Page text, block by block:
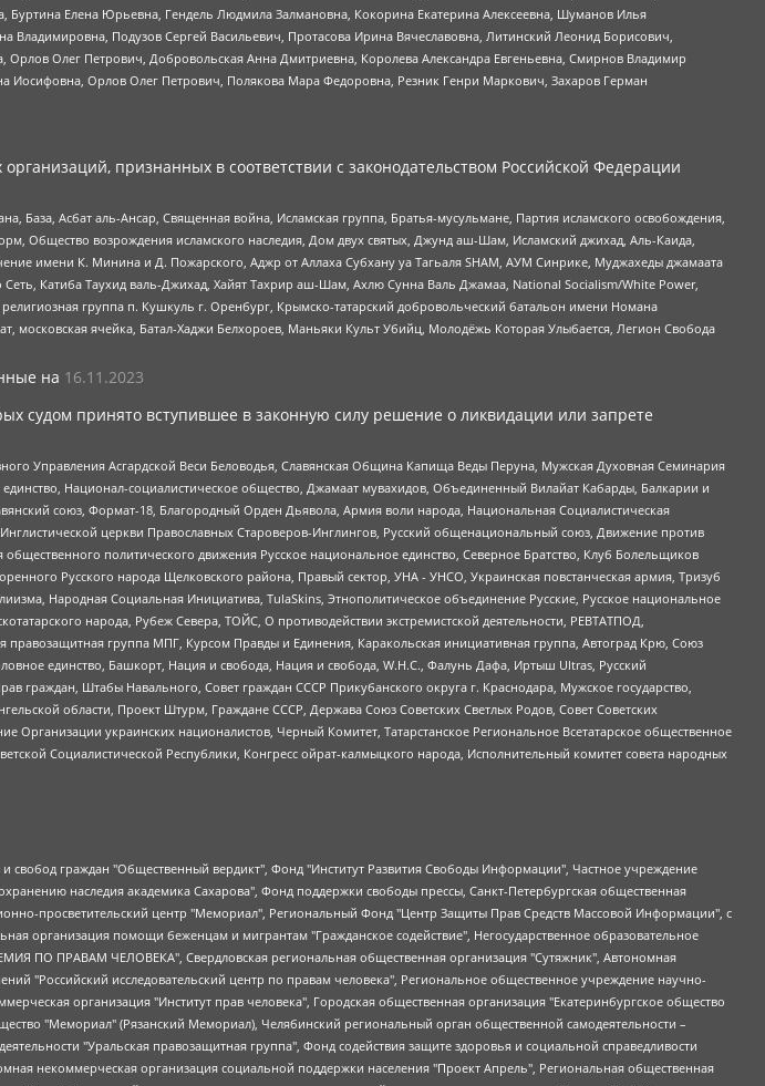
Буртина Елена Юрьевна, Гендель Людмила Залмановна, Кокорина Екатерина Алексеевна, Шуманов Илья
Подузов Сергей Васильевич, Протасова Ирина Вячеславовна, Литинский Леонид Борисович,
Олег Петрович, Добровольская Анна Дмитриевна, Королева Александра Евгеньевна, Смирнов Владимир
Орлов Олег Петрович, Полякова Мара Федоровна, Резник Генри Маркович, Захаров Герман
признанных в соответствии с законодательством Российской Федерации
Асбат аль-Ансар, Священная война, Исламская группа, Братья-мусульмане, Партия исламского освобождения,
Общество возрождения исламского наследия, Дом двух святых, Джунд аш-Шам, Исламский джихад, Аль-Каида,
имени К. Минина и Д. Пожарского, Аджр от Аллаха Субхану уа Тагьаля SHAM, АУМ Синрике, Муджахеды джамаата
Катиба Таухид валь-Джихад, Хайят Тахрир аш-Шам, Ахлю Сунна Валь Джамаа, National Socialism/White Power,
группа п. Кушкуль г. Оренбург, Крымско-татарский добровольческий батальон имени Номана
московская ячейка, Батал-Хаджи Белхороев, Маньяки Культ Убийц, Молодёжь Которая Улыбается, Легион Свобода
на 16.11.2023
судом принято вступившее в законную силу решение о ликвидации или запрете
Управления Асгардской Веси Беловодья, Славянская Община Капища Веды Перуна, Мужская Духовная Семинария
Национал-социалистическое общество, Джамаат мувахидов, Объединенный Вилайат Кабарды, Балкарии и
союз, Формат-18, Благородный Орден Дьявола, Армия воли народа, Национальная Социалистическая
церкви Православных Староверов-Инглингов, Русский общенациональный союз, Движение против
политического движения Русское национальное единство, Северное Братство, Клуб Болельщиков
Русского народа Щелковского района, Правый сектор, УНА - УНСО, Украинская повстанческая армия, Тризуб
Народная Социальная Инициатива, TulaSkins, Этнополитическое объединение Русские, Русское национальное
народа, Рубеж Севера, ТОЙС, О противодействии экстремистской деятельности, РЕВТАТПОД,
группа МПГ, Курсом Правды и Единения, Каракольская инициативная группа, Автоград Крю, Союз
единство, Башкорт, Нация и свобода, Нация и свобода, W.H.С., Фалунь Дафа, Иртыш Ultras, Русский
Штабы Навального, Совет граждан СССР Прикубанского округа г. Краснодара, Мужское государство,
области, Проект Штурм, Граждане СССР, Держава Союз Советских Светлых Родов, Совет Советских
украинских националистов, Черный Комитет, Татарстанское Региональное Всетатарское общественное
Социалистической Республики, Конгресс ойрат-калмыцкого народа, Исполнительный комитет совета народных
Инна Павловна, Кильтау Екатерина Викторовна, Петров Алексей Викторович, Пискунов Сергей Евгеньевич, Смирнов Сергей Сергеевич, Тихонов Михаил Сергеевич, Общество с ограниченной ответственностью "ЖУРНАЛИСТ-ИНОСТРАННЫЙ АГЕНТ", Арапова Галина Юрьевна, Вольтская Татьяна Анатольевна, Американская компания "Mason G.E.S. Anonymous Foundation" (США), являющаяся владельцем интернет-издания https://mnews.world/, Компания "Stichting Bellingcat", зарегистрированная в Нидерландах (дата регистрации 11.07.2018), Захаров Андрей Вячеславович, Клепиковская Екатерина Дмитриевна, Общество с ограниченной ответственностью "МЕМО", Перл Роман Александрович, Симонов Евгений Алексеевич, Соловьева Елена Анатольевна, Сотников Даниил Владимирович, Сурначева Елизавета Дмитриевна, Автономная некоммерческая организация по защите прав человека и информированию населения "Якутия – Наше Мнение", Общество с ограниченной ответственностью "Москоу диджитал медиа", с 26.01.2023 Общество с ограниченной ответственностью "Чайка Белые сады", Ветошкина Валерия Валерьевна, Заговора Максим Александрович, Межрегиональное общественное движение "Российская ЛГБТ - сеть", Оленичев Максим Владимирович, Павлов Иван Юрьевич, Скворцова Елена Сергеевна, Общество с ограниченной ответственностью "Как бы инагент", Кочетков Игорь Викторович, Общество с ограниченной ответственностью "Честные выборы", Еланчик Олег Александрович, Общество с ограниченной ответственностью "Нобелевский призыв", Гималова Регина Эмилевна, Григорьев Андрей Валерьевич, Григорьева Алина Александровна, Ассоциация по содействию защите прав призывников, альтернативнослужащих и военнослужащих "Правозащитная группа "Гражданин.Армия.Право", Хисамова Регина Фаритовна, Автономная некоммерческая организация по реализации социально-правовых программ "Лилит", Дальневосточное общественное движение "Маяк", Санкт-Петербургская ЛГБТ-инициативная группа "Выход", Инициативная группа ЛГБТ+ "Реверс", Алексеев Андрей Викторович, Бекбулатова Таисия Львовна, Беляев Иван Михайлович, Владыкина Елена Сергеевна, Гельман Марат Александрович, Никульшина Вероника Юрьевна, Толоконникова Надежда Андреевна, Шендерович Виктор Анатольевич, Общество с ограниченной ответственностью "Данное сообщение", Общество с ограниченной ответственностью Издательский дом "Новая глава", Айнбиндер Александра Александровна, Московский комьюнити-центр для ЛГБТ+инициатив, Благотворительный фонд развития филантропии, Deutsche Welle (Германия, Kurt-Schumacher-Strasse 3, 53113 Bonn), Борзунова Мария Михайловна, Воробьев Виктор Викторович, Голубева Анна Львовна, Константинова Алла Михайловна, Малкова Ирина Владимировна, Мурадов Мурад Абдулгалимович, Осетинская Елизавета Николаевна, Понасенков Евгений Николаевич, Ганапольский Матвей Юрьевич, Киселев Евгений Алексеевич, Борухович Ирина Григорьевна, Дремин Иван Тимофеевич, Дубровский Дмитрий Викторович, Красноярская региональная общественная организация поддержки и развития альтернативных образовательных технологий и межкультурных коммуникаций "ИНТЕРРА", Маяковская Екатерина Алексеевна, Фейгин Марк Захарович, Филимонов Андрей Викторович, Дзугкоева Регина Николаевна, Доброхотов Роман Александрович, Дудь Юрий Александрович, Елкин Сергей Владимирович, Кругликов Кирилл Игоревич, Сабунаева Мария Леонидовна, Семенов Алексей Владимирович, Шаинян Карен Багратович, Шульман Екатерина Михайловна, Асафьев Артур Валерьевич, Вахштайн Виктор Семенович, Венедиктов Алексей Алексеевич, Лушникова Екатерина Евгеньевна, Волков Леонид Михайлович, Невзоров Александр Глебович, Пархоменко Сергей Борисович, Сироткин Ярослав Николаевич, Кара-Мурза Владимир Владимирович, Баранова Наталья Владимировна, Гозман Леонид Яковлевич, Кагарлицкий Борис Юльевич, Климарев Михаил Валерьевич, Милов Владимир Станиславович, Автономная некоммерческая организация Краснодарский центр современного искусства "Типография", Моргенштерн Алишер Тагирович, Соболь Любовь Эдуардовна, Общество с ограниченной ответственностью "ЛИЗА НОРМ", Каспаров Гарри Кимович, Ходорковский Михаил Борисович, Общество с ограниченной ответственностью "Апрельские тезисы", Данилович Ирина Брониславовна, Кашин Олег Владимирович, Петров Николай Владимирович, Пивоваров Алексей Владимирович, Соколов Михаил Владимирович, Цветкова Юлия Владимировна, Чичваркин Евгений Александрович, Комитет против пыток/Команда против пыток, Общество с ограниченной ответственностью "Первый научный", Общество с ограниченной ответственностью "Вертолет и ко", Белоцерковская Вероника Борисовна, Кац Максим Евгеньевич, Лазарева Татьяна Юрьевна, Шаведдинов Руслан Табризович, Яшин Илья Валерьевич, Общество с ограниченной ответственностью "Иноагент ААВ", Алешковский Дмитрий Петрович, Альбац Евгения Марковна, Быков Дмитрий Львович, Галямина Юлия Евгеньевна, Лойко Сергей Леонидович, Мартынов Кирилл Константинович, Медведев Сергей Александрович, Крашенинников Федор Геннадиевич, Гордеева Катерина Вл